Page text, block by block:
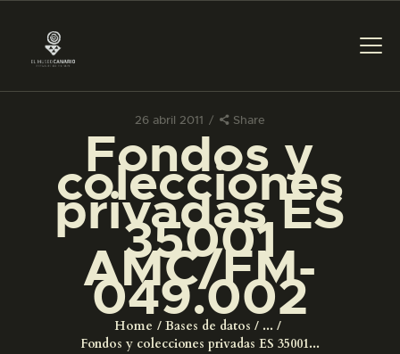
26 abril 2011 Share
Fondos y
colecciones
privadas ES
35001
AMC/FM-
049.002
Home Bases de datos
...
Fondos y colecciones privadas ES 35001...
PREPARAR LA VISITA
ACTIVIDADES
█
EL MUSEO